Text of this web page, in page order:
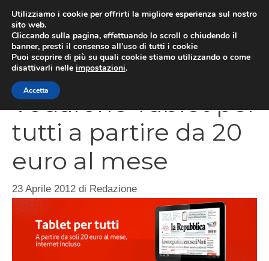
contenuto
Vodafone Tablet per
tutti a partire da 20
euro al mese
23 Aprile 2012 di Redazione
Utilizziamo i cookie per offrirti la migliore esperienza sul nostro
sito web.
Cliccando sulla pagina, effettuando lo scroll o chiudendo il
banner, presti il consenso all’uso di tutti i cookie
Puoi scoprire di più su quali cookie stiamo utilizzando o come
disattivarli nelle impostazioni.
Accetta